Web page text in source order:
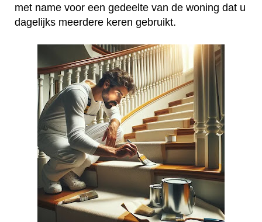
met name voor een gedeelte van de woning dat u
dagelijks meerdere keren gebruikt.